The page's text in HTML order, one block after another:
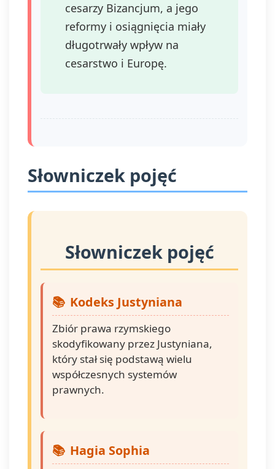
cesarzy Bizancjum, a jego
reformy i osiągnięcia miały
długotrwały wpływ na
cesarstwo i Europę.
Słowniczek pojęć
Słowniczek pojęć
Kodeks Justyniana
Zbiór prawa rzymskiego
skodyfikowany przez Justyniana,
który stał się podstawą wielu
współczesnych systemów
prawnych.
Hagia Sophia